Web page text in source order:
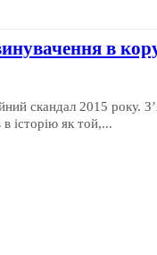
в
скандал 2015 року.
історію як той,...